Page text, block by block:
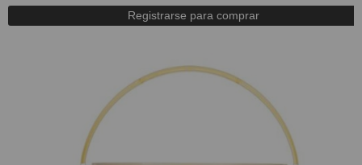
Registrarse para comprar